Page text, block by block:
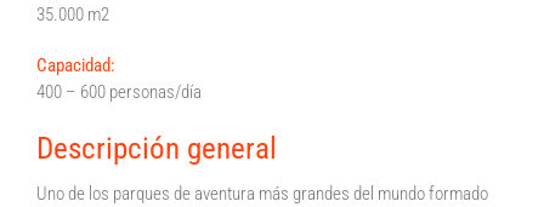
35.000 m2
Capacidad:
400 – 600 personas/día
Descripción general
Uno de los parques de aventura más grandes del mundo formado